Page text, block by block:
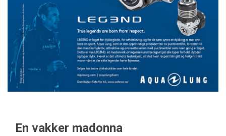
En vakker madonna